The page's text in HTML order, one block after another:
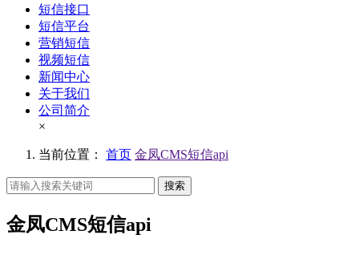
短信接口
短信平台
营销短信
视频短信
新闻中心
关于我们
公司简介
×
当前位置： 首页 金凤CMS短信api
搜索
金凤CMS短信api